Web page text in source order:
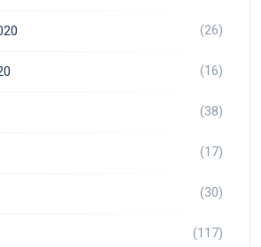
(26)
(16)
(38)
(17)
(30)
(117)